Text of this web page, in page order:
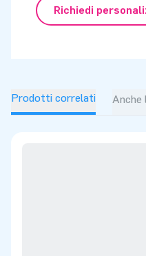
Richiedi
Prodotti correlati Anche